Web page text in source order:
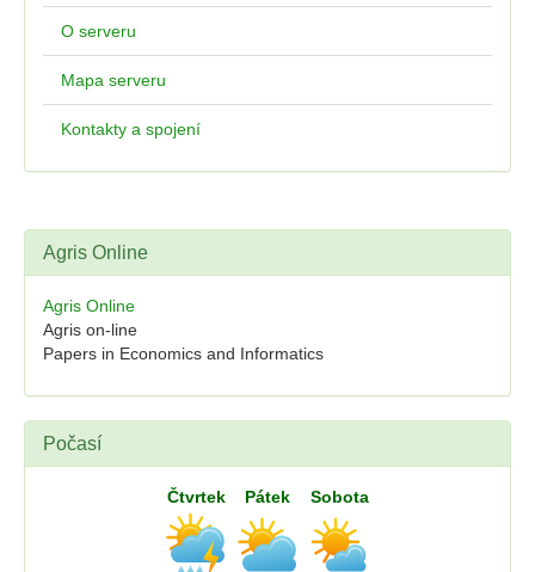
O serveru
Mapa serveru
Kontakty a spojení
Agris Online
Agris Online
Agris on-line
Papers in Economics and Informatics
Počasí
Čtvrtek Pátek Sobota